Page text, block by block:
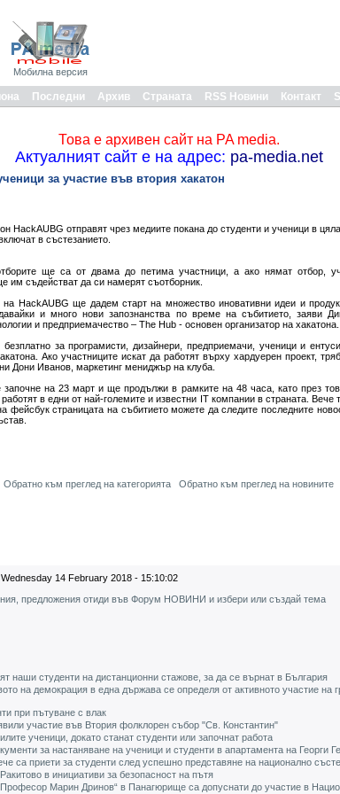
Мобилна версия
Последни Архив Страната RSS Новини Контакт
Това е архивен сайт на PA media.
Актуалният сайт е на адрес: pa-media.net
за участие във втория хакатон
HackAUBG отправят чрез медиите покана до студенти и ученици в
в състезанието.
ще са от двама до петима участници, а ако нямат отбор,
им съдействат да си намерят съотборник.
на HackAUBG ще дадем старт на множество иновативни идеи и
и много нови запознанства по време на събитието, заяви
и предприемачество – The Hub - основен организатор на хакатона.
за програмисти, дизайнери, предприемачи, ученици и
Ако участниците искат да работят върху хардуерен проект,
Дони Иванов, маркетинг мениджър на клуба.
на 23 март и ще продължи в рамките на 48 часа, като през
в едни от най-големите и известни IT компании в страната. Вече
фейсбук страницата на събитието можете да следите последните
Обратно към преглед на категорията Обратно към преглед на новините
14 February 2018 - 15:10:02
предложения отиди във Форум НОВИНИ и избери или създай тема
наши студенти на дистанционни стажове, за да се върнат в България
на демокрация в една държава се определя от активното участие на
при пътуване с влак
участие във Втория фолклорен събор "Св. Константин"
ученици, докато станат студенти или започнат работа
за настаняване на ученици и студенти в апартамента на Георги
са приети за студенти след успешно представяне на национално
в инициативи за безопасност на пътя
Марин Дринов“ в Панагюрище са допуснати до участие в